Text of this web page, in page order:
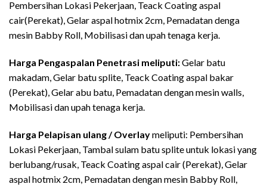
Pembersihan Lokasi Pekerjaan, Teack Coating aspal
cair(Perekat), Gelar aspal hotmix 2cm, Pemadatan denga
mesin Babby Roll, Mobilisasi dan upah tenaga kerja.
Harga Pengaspalan Penetrasi meliputi:Gelar batu
makadam, Gelar batu splite, Teack Coating aspal bakar
(Perekat), Gelar abu batu, Pemadatan dengan mesin walls,
Mobilisasi dan upah tenaga kerja.
Harga Pelapisan ulang / Overlaymeliputi: Pembersihan
Lokasi Pekerjaan, Tambal sulam batu splite untuk lokasi yang
berlubang/rusak, Teack Coating aspal cair (Perekat), Gelar
aspal hotmix 2cm, Pemadatan dengan mesin Babby Roll,